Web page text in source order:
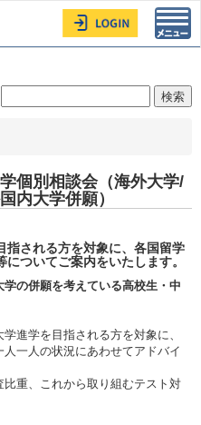
個別相談会（海外大学/
内大学併願）
指される方を対象に、各国留学
ついてご案内をいたします。
の併願を考えている高校生・中
進学を目指される方を対象に、
人一人の状況にあわせてアドバイ
重、これから取り組むテスト対